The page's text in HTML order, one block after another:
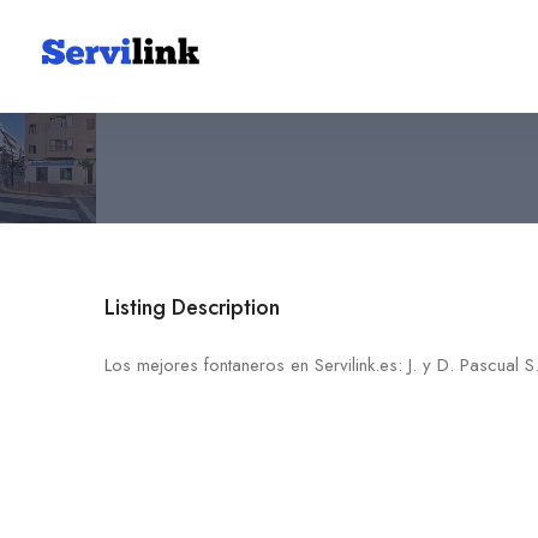
J. y D. Pascual S.L.
Listing Description
Los mejores fontaneros en Servilink.es: J. y D. Pascual